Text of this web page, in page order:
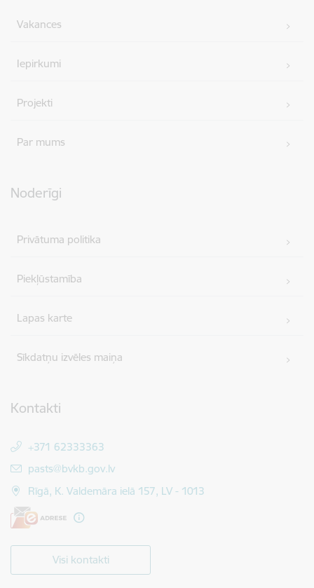
Vakances
Iepirkumi
Projekti
Par mums
Noderīgi
Privātuma politika
Piekļūstamība
Lapas karte
Sīkdatņu izvēles maiņa
Kontakti
+371 62333363
E-pasts:
pasts@bvkb.gov.lv
Rīgā, K. Valdemāra ielā 157, LV - 1013
Visi kontakti